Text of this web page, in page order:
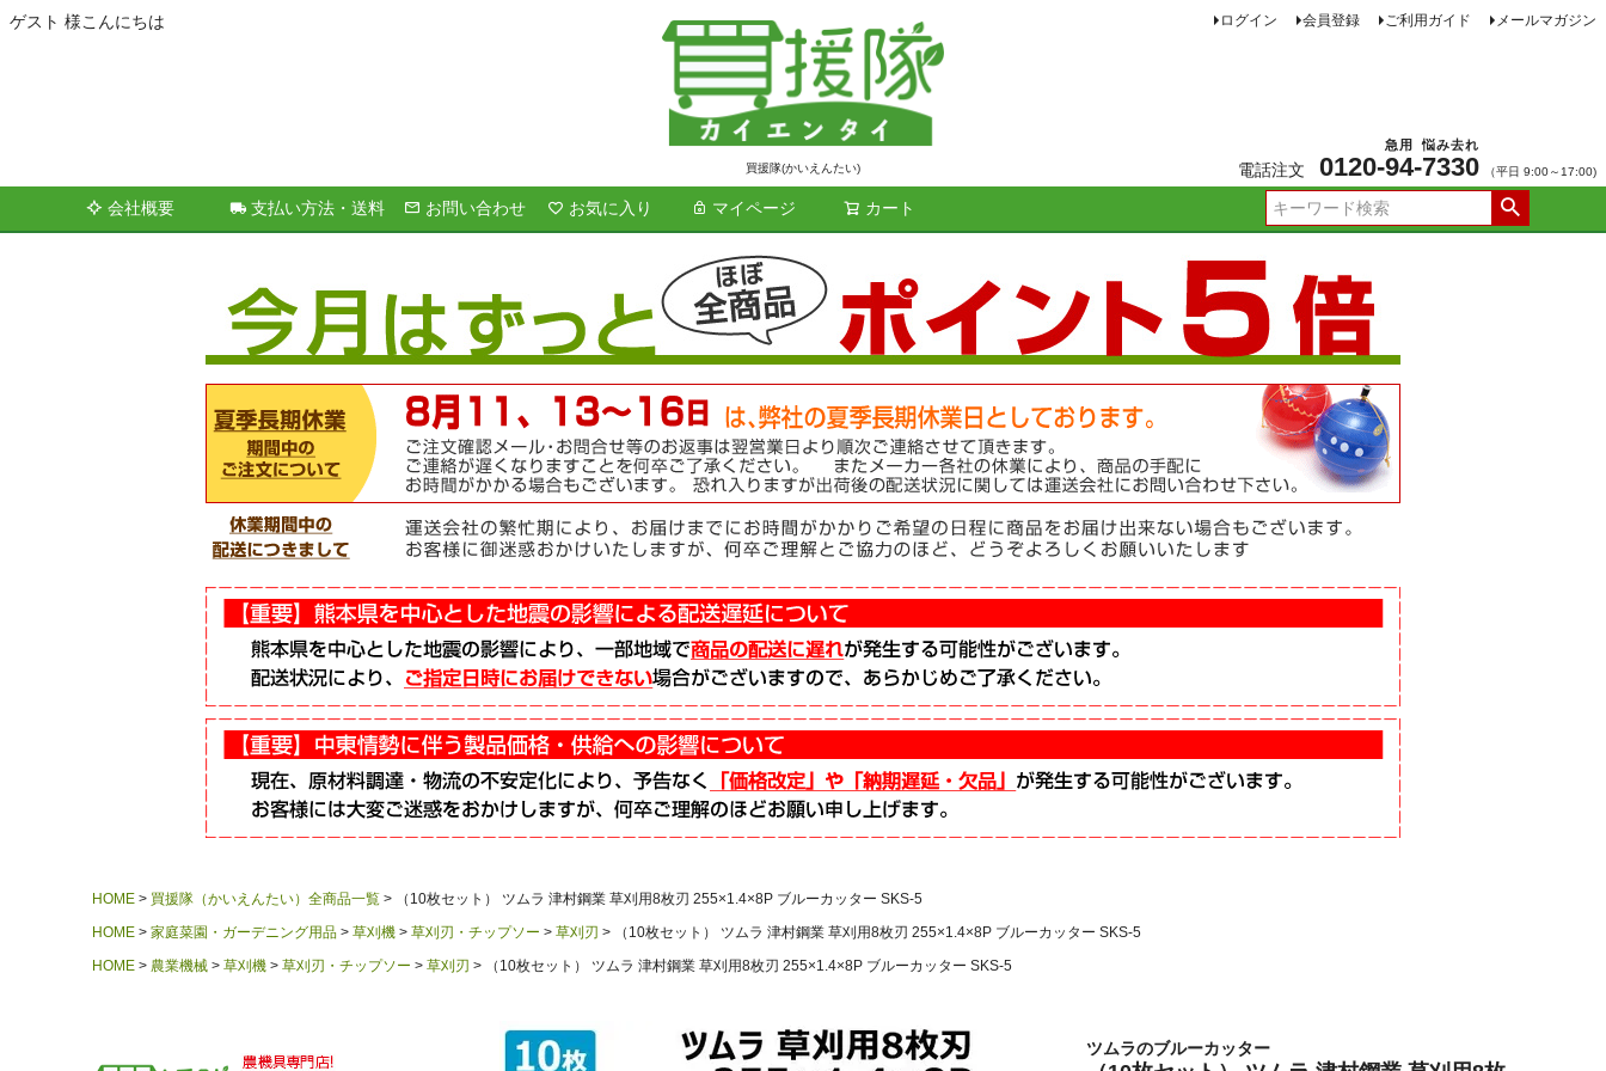
ゲスト 様こんにちは
買援隊(かいえんたい)
ログイン 会員登録 ご利用ガイド メールマガジン
電話注文 0120-94
急用
-7330
悩み去れ
（平日 9:00～17:00)
会社概要 支払い方法・送料 お問い合わせ お気に入り マイページ カート
検索
HOME 買援隊（かいえんたい）全商品一覧
（10枚セット） ツムラ 津村鋼業 草刈用8枚刃 255×1.4×8P ブルーカッター SKS-5
HOME
家庭菜園・ガーデニング用品 草刈機 草刈刃・チップソー 草刈刃
（10枚セット） ツムラ 津村鋼業 草刈用8枚刃 255×1.4×8P ブルーカッター SKS-5
HOME
農業機械 草刈機 草刈刃・チップソー 草刈刃 （10枚セット） ツムラ 津村鋼業 草刈用8枚刃 255×1.4×8P ブルーカッター SKS-5
ツムラのブルーカッター